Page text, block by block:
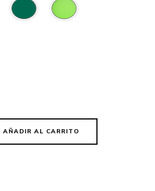
AÑADIR AL CARRITO